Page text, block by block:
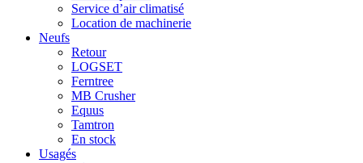
Service d’air climatisé
Location de machinerie
Neufs
Retour
LOGSET
Ferntree
MB Crusher
Equus
Tamtron
En stock
Usagés